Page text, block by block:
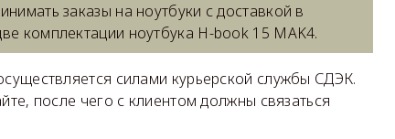
заказы на ноутбуки с доставкой в
комплектации ноутбука H-book 15 MAK4.
силами курьерской службы СДЭК.
после чего с клиентом должны связаться